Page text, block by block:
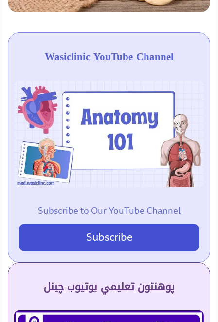
Wasiclinic YouTube Channel
Subscribe to Our YouTube Channel
Subscribe
پوهنتون تعلیمي یوتیوب چینل